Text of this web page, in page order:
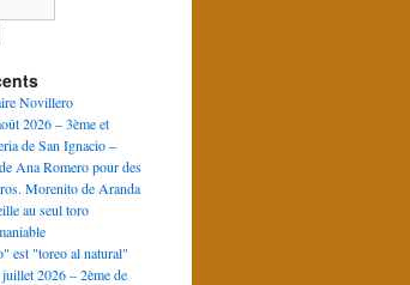
Novillero
2026 – 3ème et
de San Ignacio –
Ana Romero pour des
Morenito de Aranda
au seul toro
est "toreo al natural"
2026 – 2ème de